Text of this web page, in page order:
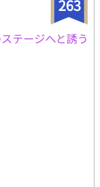
とつなく、ジイチ
に心を奪われてし
まうのだが……
263
テージへと誘う